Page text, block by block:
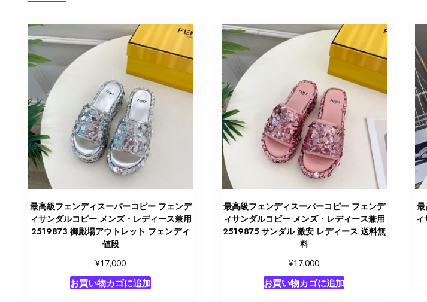
最高級フェンディスーパーコピー フェンデ
ィサンダルコピー メンズ・レディース兼用
2519873 御殿場アウトレット フェンディ
値段
¥17,000
お買い物カゴに追加
最高級フェンディスーパーコピー フェンデ
ィサンダルコピー メンズ・レディース兼用
2519875 サンダル 激安 レディース 送料無
料
¥17,000
お買い物カゴに追加